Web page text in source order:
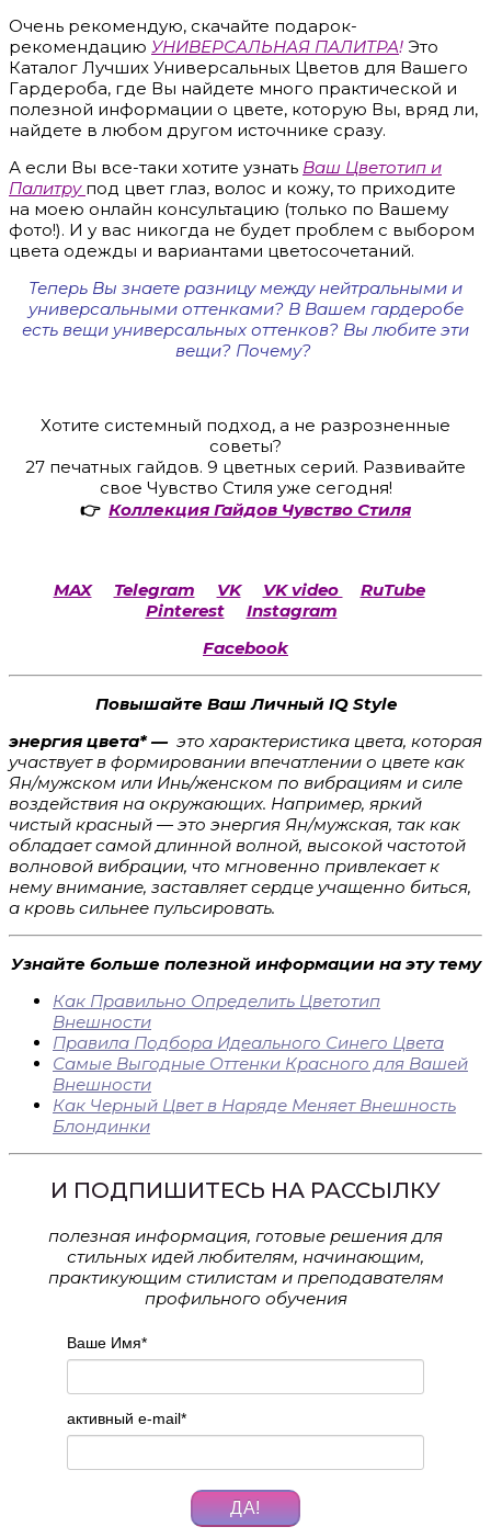
Очень рекомендую, скачайте подарок-
рекомендацию УНИВЕРСАЛЬНАЯ ПАЛИТРА! Это
Каталог Лучших Универсальных Цветов для Вашего
Гардероба, где Вы найдете много практической и
полезной информации о цвете, которую Вы, вряд ли,
найдете в любом другом источнике сразу.
А если Вы все-таки хотите узнать Ваш Цветотип и
Палитру под цвет глаз, волос и кожу, то приходите
на моею онлайн консультацию (только по Вашему
фото!). И у вас никогда не будет проблем с выбором
цвета одежды и вариантами цветосочетаний.
Теперь Вы знаете разницу между нейтральными и
универсальными оттенками? В Вашем гардеробе
есть вещи универсальных оттенков? Вы любите эти
вещи? Почему?
Хотите системный подход, а не разрозненные
советы?
27 печатных гайдов. 9 цветных серий. Развивайте
свое Чувство Стиля уже сегодня!
👉 Коллекция Гайдов Чувство Стиля
MAX Telegram VK VK video
RuTube
Pinterest
Instagram
Facebook
Повышайте Ваш Личный IQ Style
энергия цвета* — это характеристика цвета, которая
участвует в формировании впечатлении о цвете как
Ян/мужском или Инь/женском по вибрациям и силе
воздействия на окружающих. Например, яркий
чистый красный — это энергия Ян/мужская, так как
обладает самой длинной волной, высокой частотой
волновой вибрации, что мгновенно привлекает к
нему внимание, заставляет сердце учащенно биться,
а кровь сильнее пульсировать.
Узнайте больше полезной информации на эту тему
Как Правильно Определить Цветотип
Внешности
Правила Подбора Идеального Синего Цвета
Самые Выгодные Оттенки Красного для Вашей
Внешности
Как Черный Цвет в Наряде Меняет Внешность
Блондинки
И ПОДПИШИТЕСЬ НА РАССЫЛКУ
полезная информация, готовые решения для
стильных идей любителям, начинающим,
практикующим стилистам и преподавателям
профильного обучения
Ваше Имя*
активный e-mail*
ДА!